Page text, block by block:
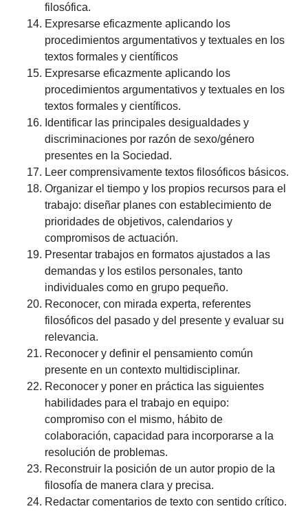
filosófica.
Expresarse eficazmente aplicando los
procedimientos argumentativos y textuales en los
textos formales y científicos
Expresarse eficazmente aplicando los
procedimientos argumentativos y textuales en los
textos formales y científicos.
Identificar las principales desigualdades y
discriminaciones por razón de sexo/género
presentes en la Sociedad.
Leer comprensivamente textos filosóficos básicos.
Organizar el tiempo y los propios recursos para el
trabajo: diseñar planes con establecimiento de
prioridades de objetivos, calendarios y
compromisos de actuación.
Presentar trabajos en formatos ajustados a las
demandas y los estilos personales, tanto
individuales como en grupo pequeño.
Reconocer, con mirada experta, referentes
filosóficos del pasado y del presente y evaluar su
relevancia.
Reconocer y definir el pensamiento común
presente en un contexto multidisciplinar.
Reconocer y poner en práctica las siguientes
habilidades para el trabajo en equipo:
compromiso con el mismo, hábito de
colaboración, capacidad para incorporarse a la
resolución de problemas.
Reconstruir la posición de un autor propio de la
filosofía de manera clara y precisa.
Redactar comentarios de texto con sentido crítico.